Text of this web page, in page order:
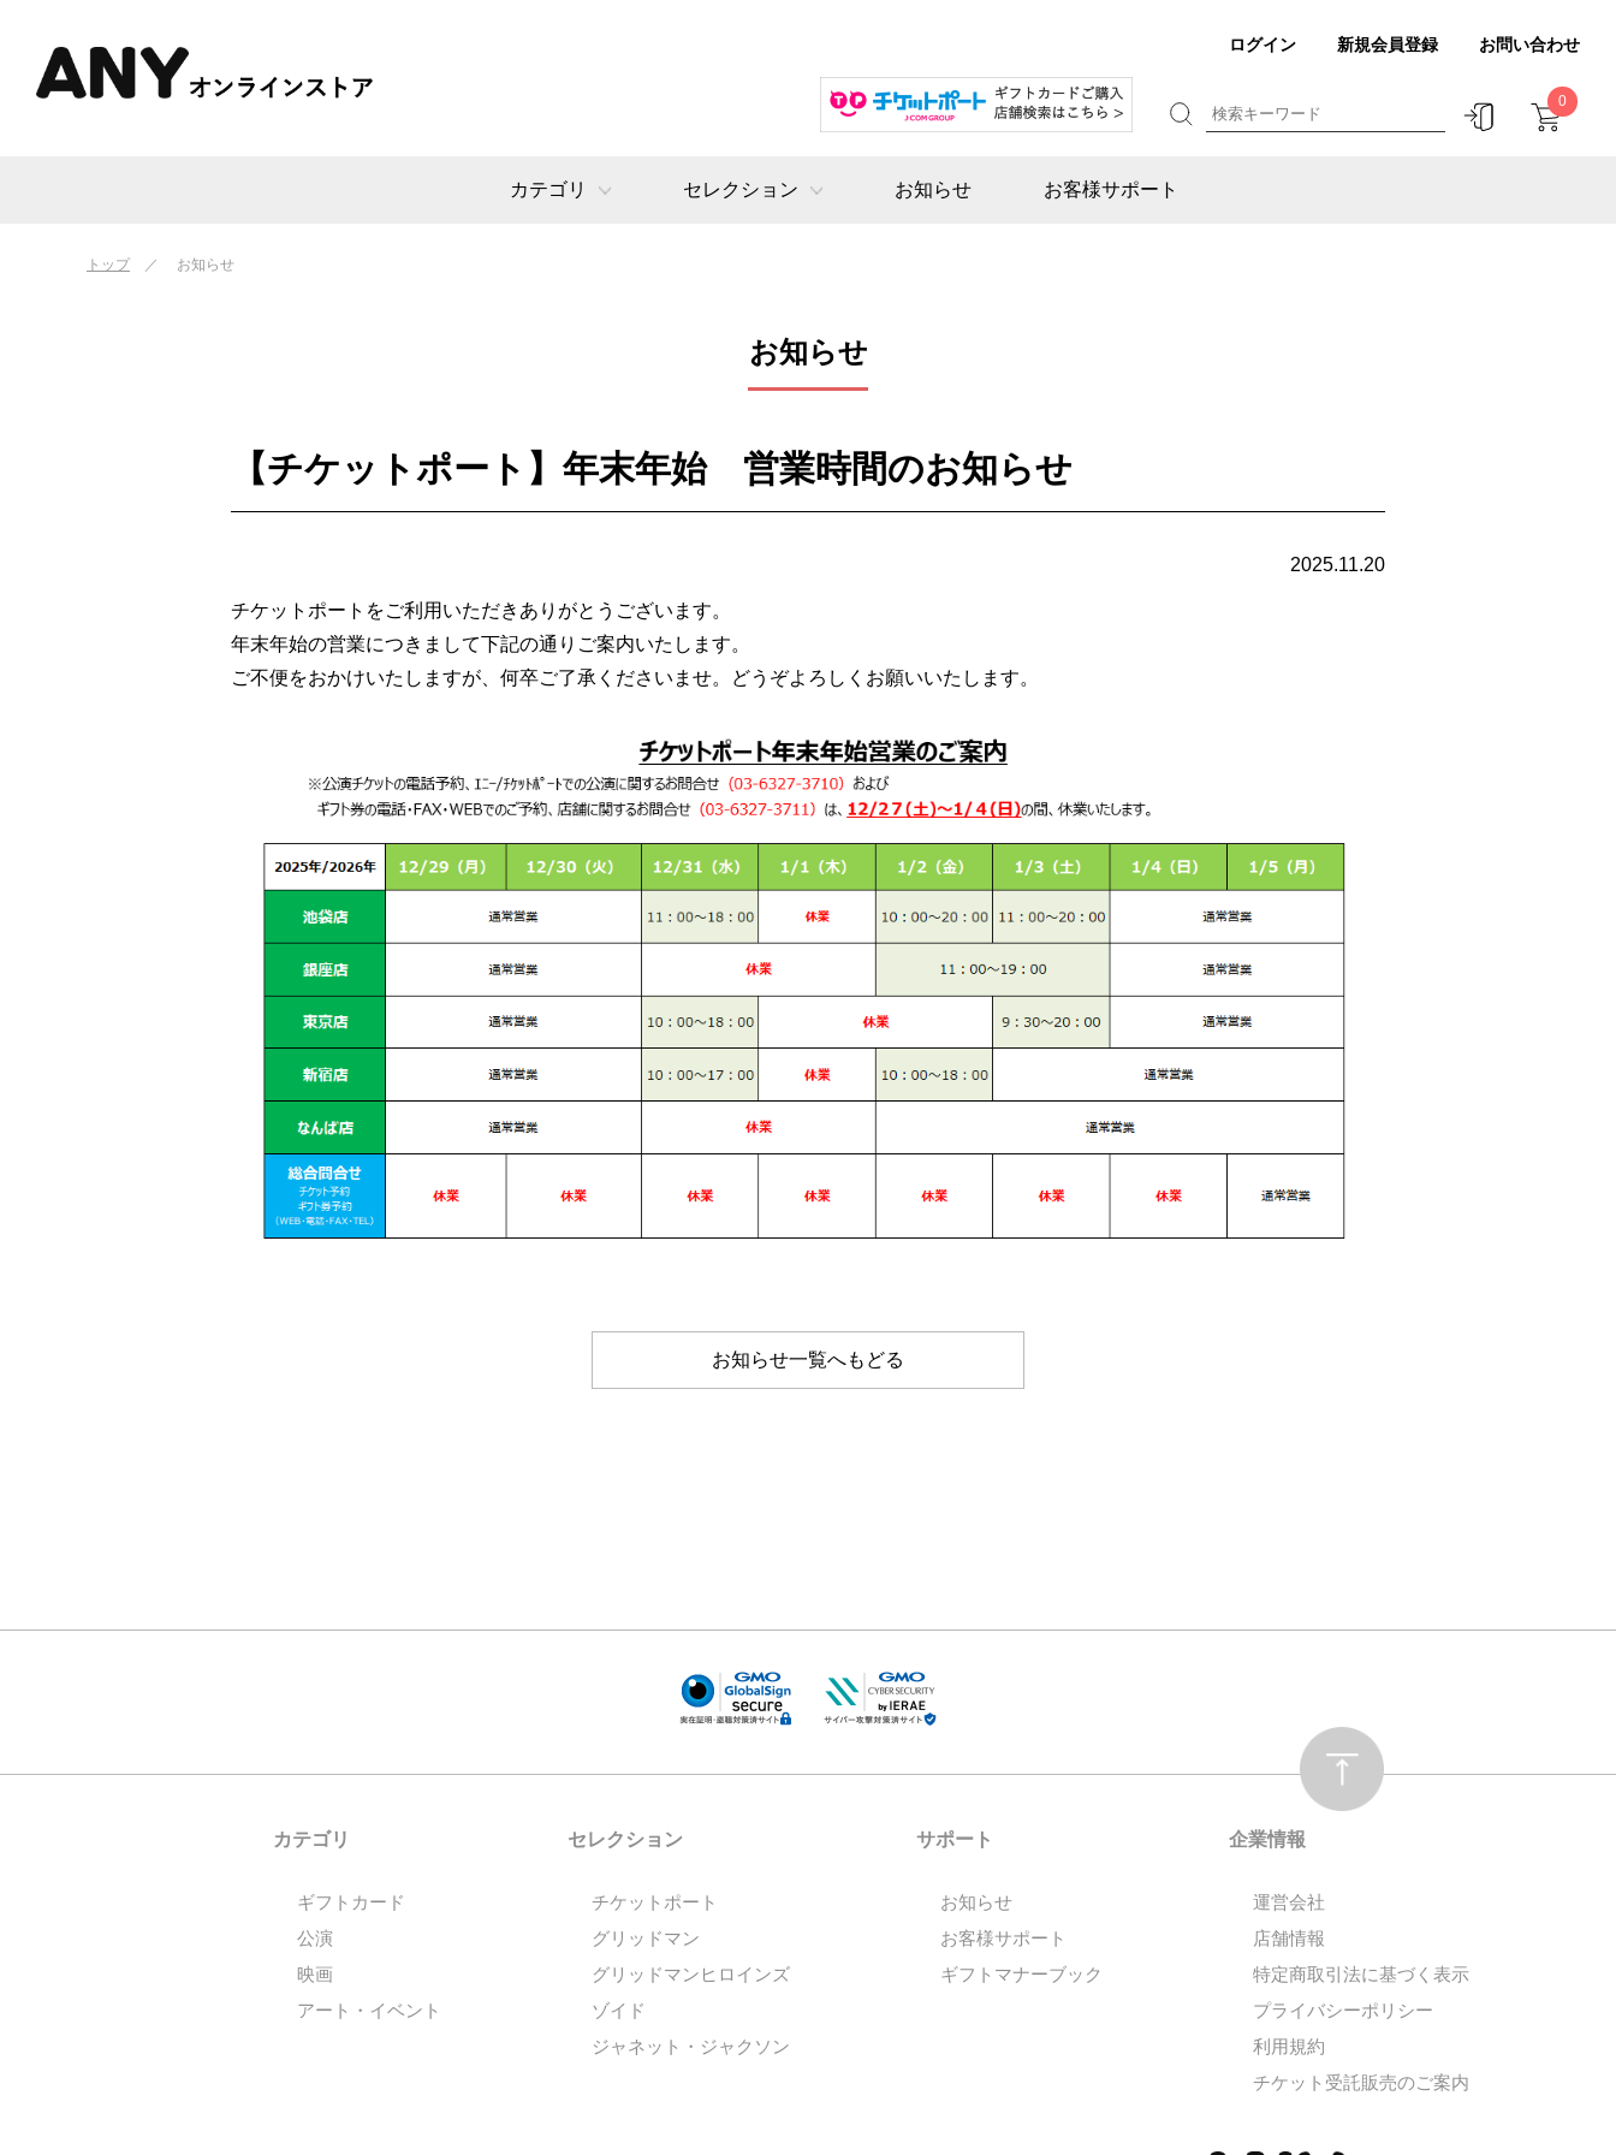
ログイン 新規会員登録 お問い合わせ
0
カテゴリ セレクション お知らせ お客様サポート
トップ お知らせ
お知らせ
【チケットポート】年末年始 営業時間のお知らせ
2025.11.20
チケットポートをご利用いただきありがとうございます。
年末年始の営業につきまして下記の通りご案内いたします。
ご不便をおかけいたしますが、何卒ご了承くださいませ。どうぞよろしくお願いいたします。
お知らせ一覧へもどる
カテゴリ
ギフトカード
公演
映画
アート・イベント
セレクション
チケットポート
グリッドマン
グリッドマンヒロインズ
ゾイド
ジャネット・ジャクソン
サポート
お知らせ
お客様サポート
ギフトマナーブック
企業情報
運営会社
店舗情報
特定商取引法に基づく表示
プライバシーポリシー
利用規約
チケット受託販売のご案内